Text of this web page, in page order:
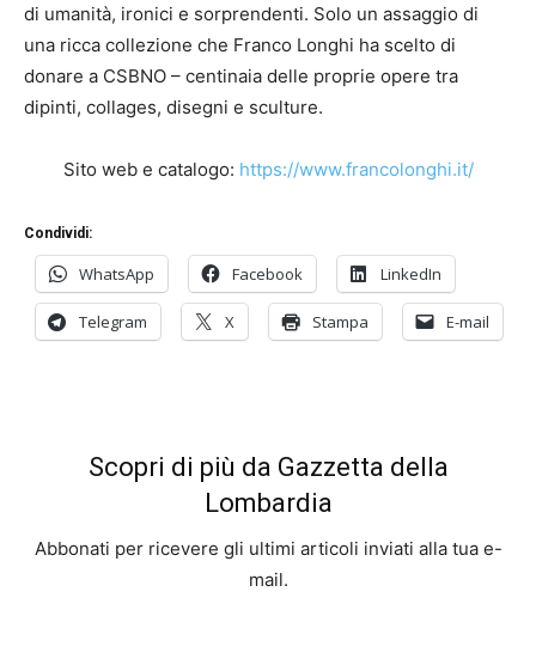
di umanità, ironici e sorprendenti. Solo un assaggio di
una ricca collezione che Franco Longhi ha scelto di
donare a CSBNO – centinaia delle proprie opere tra
dipinti, collages, disegni e sculture.
Sito web e catalogo: https://www.francolonghi.it/
Condividi:
WhatsApp Facebook LinkedIn
Telegram X Stampa E-mail
Scopri di più da Gazzetta della
Lombardia
Abbonati per ricevere gli ultimi articoli inviati alla tua e-
mail.